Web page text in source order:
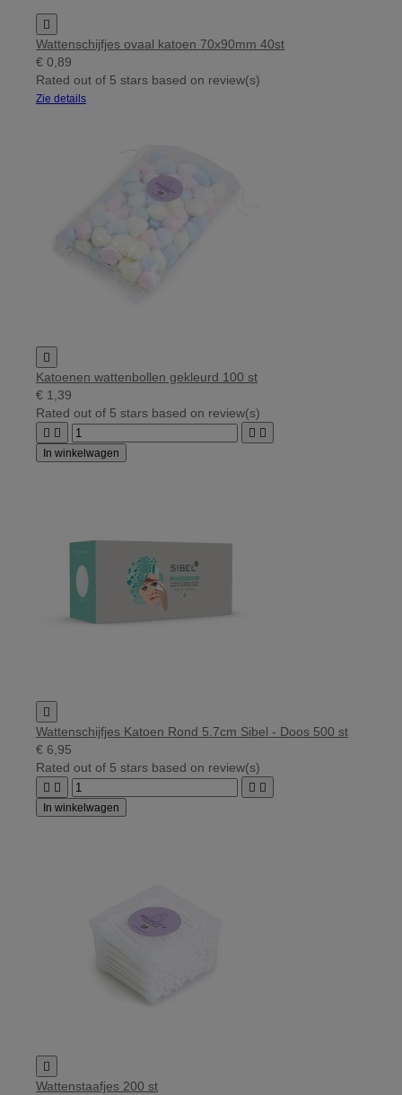

Wattenschijfjes ovaal katoen 70x90mm 40st
€ 0,89
Rated out of 5 stars based on review(s)
Zie details

Katoenen wattenbollen gekleurd 100 st
€ 1,39
Rated out of 5 stars based on review(s)
   
In winkelwagen

Wattenschijfjes Katoen Rond 5.7cm Sibel - Doos 500 st
€ 6,95
Rated out of 5 stars based on review(s)
   
In winkelwagen

Wattenstaafjes 200 st